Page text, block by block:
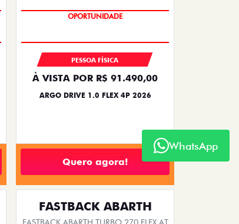
BÔNUS DE 6 MIL REAIS
PESSOA FÍSICA
À VISTA POR R$ 91.490,00
ARGO DRIVE 1.0 FLEX 4P 2026
Quero agora!
FASTBACK ABARTH
WhatsApp